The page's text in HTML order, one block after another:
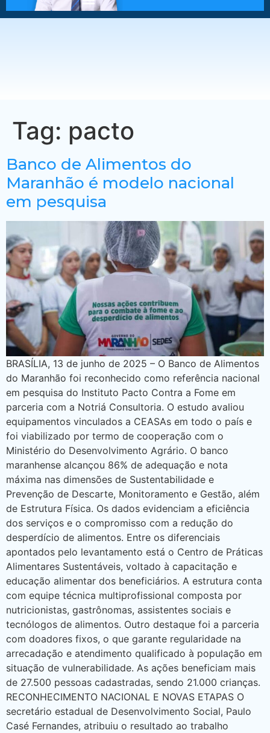
Tag: pacto
Banco de Alimentos do
Maranhão é modelo nacional
em pesquisa
BRASÍLIA, 13 de junho de 2025 – O Banco de Alimentos
do Maranhão foi reconhecido como referência nacional
em pesquisa do Instituto Pacto Contra a Fome em
parceria com a Notriá Consultoria. O estudo avaliou
equipamentos vinculados a CEASAs em todo o país e
foi viabilizado por termo de cooperação com o
Ministério do Desenvolvimento Agrário. O banco
maranhense alcançou 86% de adequação e nota
máxima nas dimensões de Sustentabilidade e
Prevenção de Descarte, Monitoramento e Gestão, além
de Estrutura Física. Os dados evidenciam a eficiência
dos serviços e o compromisso com a redução do
desperdício de alimentos. Entre os diferenciais
apontados pelo levantamento está o Centro de Práticas
Alimentares Sustentáveis, voltado à capacitação e
educação alimentar dos beneficiários. A estrutura conta
com equipe técnica multiprofissional composta por
nutricionistas, gastrônomas, assistentes sociais e
tecnólogos de alimentos. Outro destaque foi a parceria
com doadores fixos, o que garante regularidade na
arrecadação e atendimento qualificado à população em
situação de vulnerabilidade. As ações beneficiam mais
de 27.500 pessoas cadastradas, sendo 21.000 crianças.
RECONHECIMENTO NACIONAL E NOVAS ETAPAS O
secretário estadual de Desenvolvimento Social, Paulo
Casé Fernandes, atribuiu o resultado ao trabalho